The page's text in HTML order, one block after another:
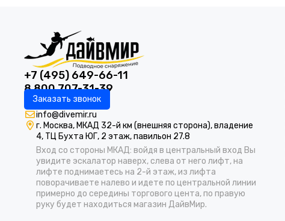
+7 (495) 649-66-11
8 800 707-31-39
Заказать звонок
info@divemir.ru
г. Москва, МКАД 32-й км (внешняя сторона), владение
4, ТЦ Бухта ЮГ, 2 этаж, павильон 27.8
Вход со стороны МКАД: войдя в центральный вход Вы
увидите эскалатор наверх, слева от него лифт, на
лифте поднимаетесь на 2-й этаж, из лифта
поворачиваете налево и идете по центральной линии
примерно до середины торгового цента, по правую
руку будет находиться магазин ДайвМир.